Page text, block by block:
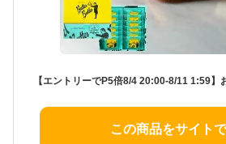
この商品をサイト